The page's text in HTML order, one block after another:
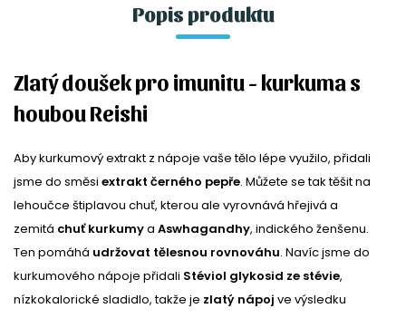
Popis produktu
Zlatý doušek pro imunitu - kurkuma s
houbou Reishi
Aby kurkumový extrakt z nápoje vaše tělo lépe využilo, přidali
jsme do směsi extrakt černého pepře. Můžete se tak těšit na
lehoučce štiplavou chuť, kterou ale vyrovnává hřejivá a
zemitá chuť kurkumya Aswhagandhy, indického ženšenu.
Ten pomáhá udržovat tělesnou rovnováhu. Navíc jsme do
kurkumového nápoje přidali Stéviol glykosid ze stévie,
nízkokalorické sladidlo, takže je zlatý nápoj ve výsledku